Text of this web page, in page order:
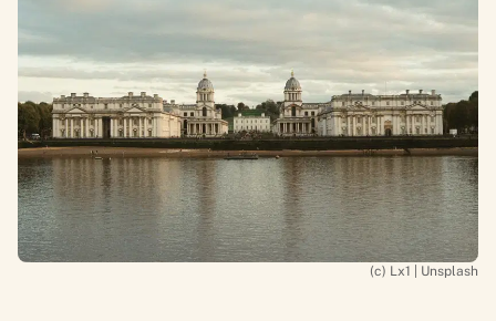
(c) Lx1 | Unsplash